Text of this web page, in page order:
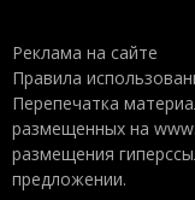
Реклама на сайте
Правила
Перепечатка
размещенных на
размещения
предложении.